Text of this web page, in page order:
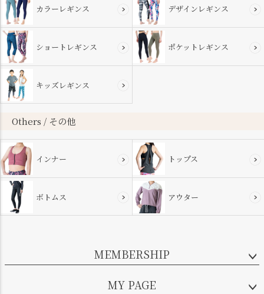
カラーレギンス デザインレギンス
ショートレギンス ポケットレギンス
キッズレギンス
Others / その他
インナー トップス
ボトムス アウター
MEMBERSHIP
MY PAGE